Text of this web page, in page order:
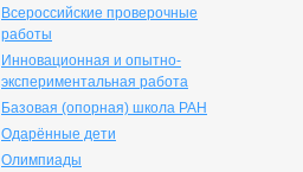
Всероссийские проверочные
работы
Инновационная и опытно-
экспериментальная работа
Базовая (опорная) школа РАН
Одарённые дети
Олимпиады